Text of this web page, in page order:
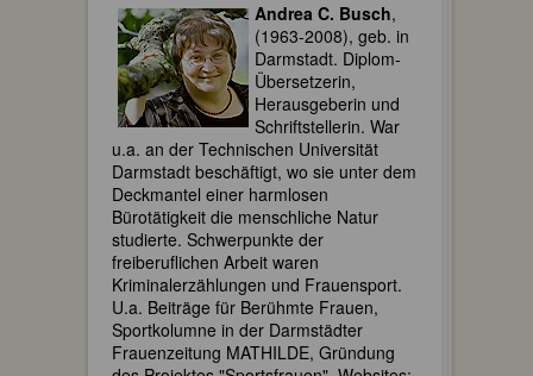
Andrea C. Busch,
(1963-2008), geb. in
Darmstadt. Diplom-
Übersetzerin,
Herausgeberin und
Schriftstellerin. War
u.a. an der Technischen Universität
Darmstadt beschäftigt, wo sie unter dem
Deckmantel einer harmlosen
Bürotätigkeit die menschliche Natur
studierte. Schwerpunkte der
freiberuflichen Arbeit waren
Kriminalerzählungen und Frauensport.
U.a. Beiträge für Berühmte Frauen,
Sportkolumne in der Darmstädter
Frauenzeitung MATHILDE, Gründung